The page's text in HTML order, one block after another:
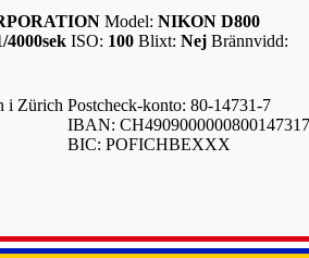
Model: NIKON D800
4000sek ISO: 100 Blixt: Nej Brännvidd:
i Zürich Postcheck-konto: 80-14731-7
IBAN: CH4909000000800147317
BIC: POFICHBEXXX